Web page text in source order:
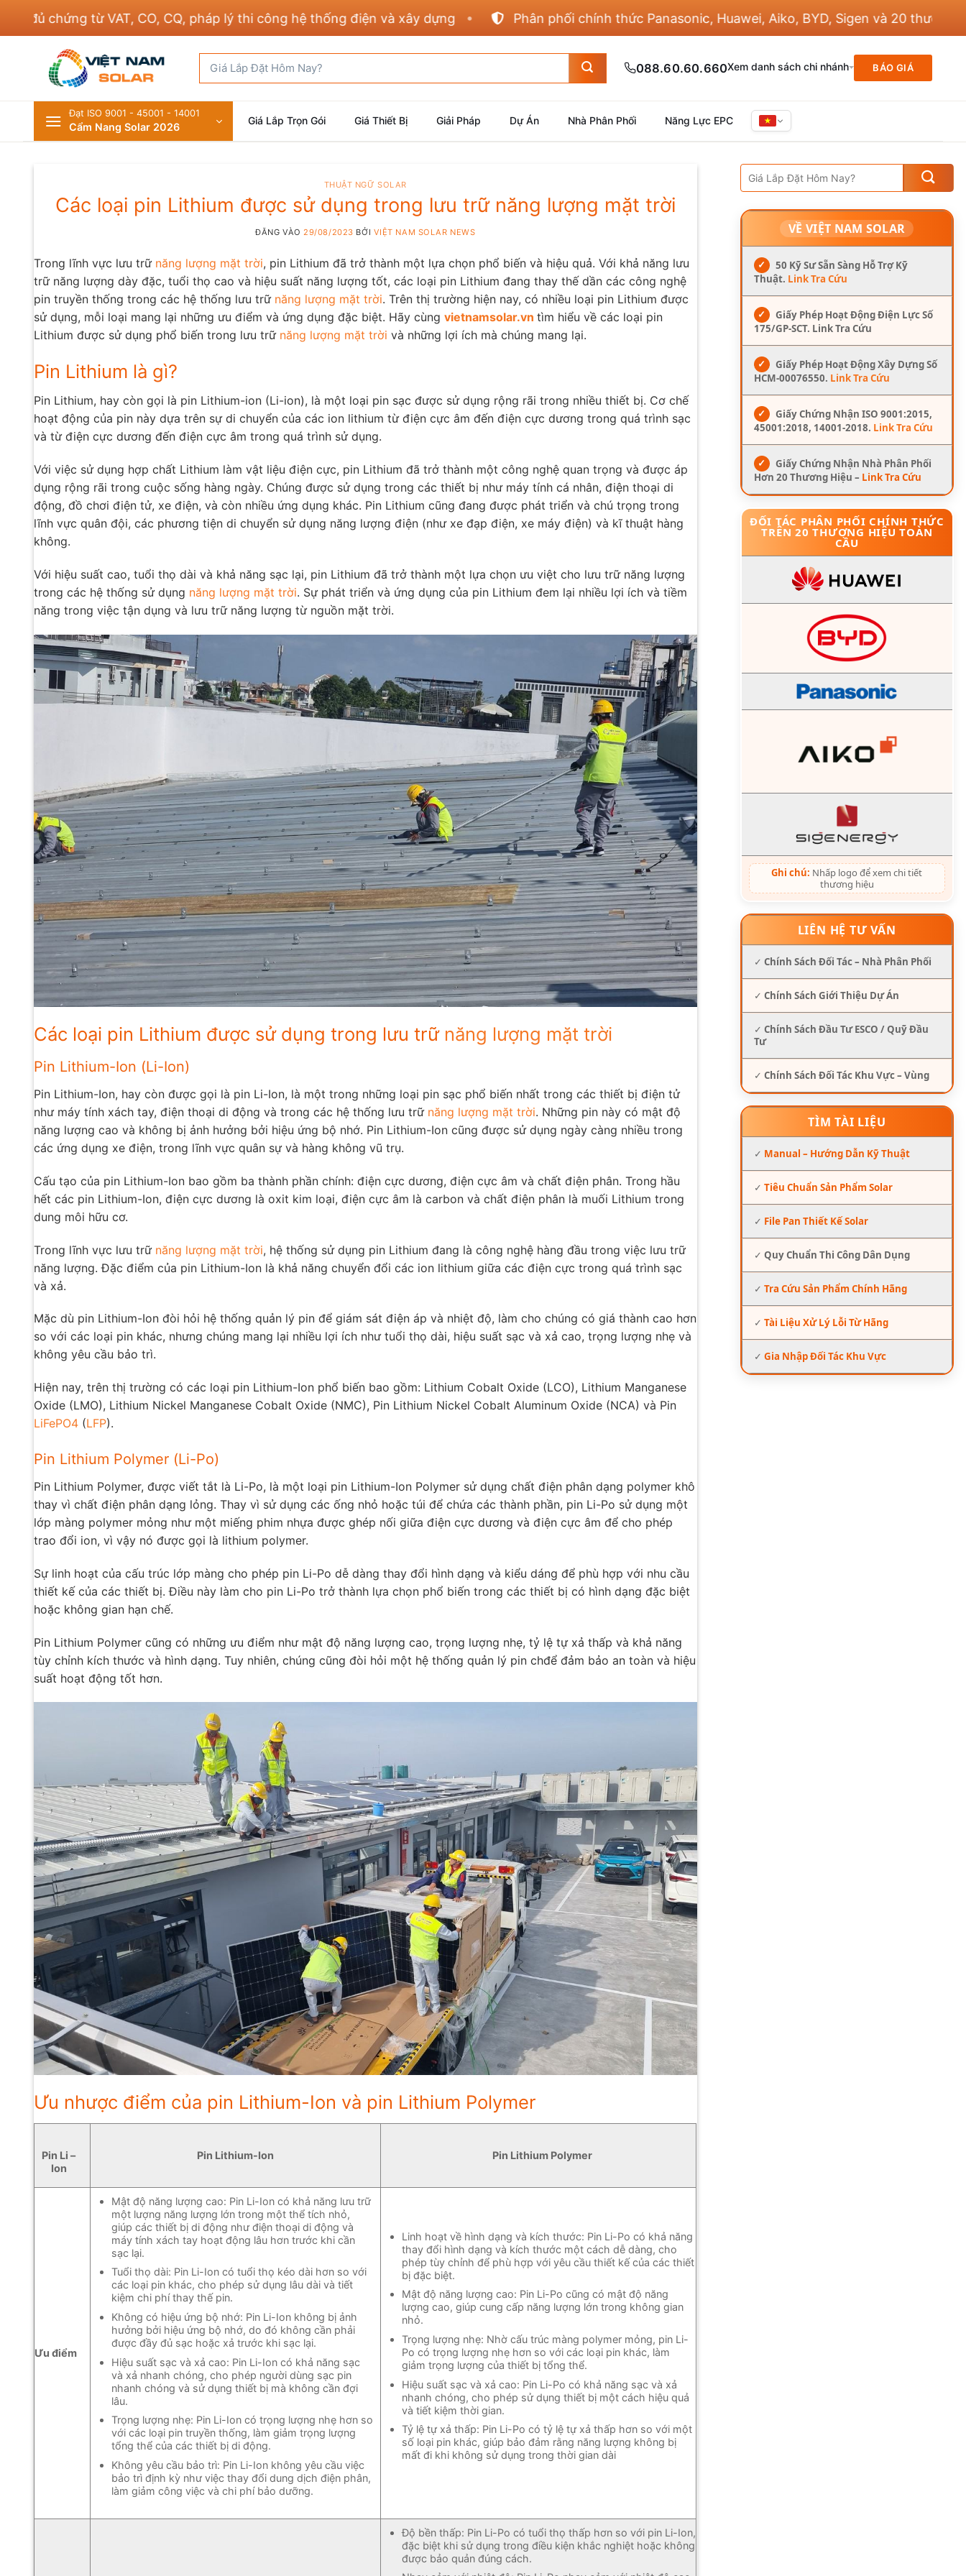
từ VAT, CO, CQ, pháp lý thi công hệ thống điện và xây dựng Phân phối chính thức Panasonic, Huawei, Aiko, BYD, Sigen và 20 thương hiệu
kiếm:
088.60.60.660Xem danh sách chi nhánh BÁO GIÁ
Đạt ISO 9001 - 45001 - 14001
Cẩm Nang Solar 2026 Giá Lắp Trọn Gói Giá Thiết Bị Giải Pháp Dự Án Nhà Phân Phối Năng Lực EPC
THUẬT NGỮ SOLAR
Các loại pin Lithium được sử dụng trong lưu trữ năng lượng mặt trời
ĐĂNG VÀO29/08/2023 BỞI VIỆT NAM SOLAR NEWS
Trong lĩnh vực lưu trữ năng lượng mặt trời, pin Lithium đã trở thành một lựa chọn phổ biến và hiệu quả. Với khả năng lưu
trữ năng lượng dày đặc, tuổi thọ cao và hiệu suất năng lượng tốt, các loại pin Lithium đang thay thế dần các công nghệ
pin truyền thống trong các hệ thống lưu trữ năng lượng mặt trời. Trên thị trường hiện nay, có nhiều loại pin Lithium được
sử dụng, mỗi loại mang lại những ưu điểm và ứng dụng đặc biệt. Hãy cùng vietnamsolar.vn tìm hiểu về các loại pin
Lithium được sử dụng phổ biến trong lưu trữ năng lượng mặt trời và những lợi ích mà chúng mang lại.
Pin Lithium là gì?
Pin Lithium, hay còn gọi là pin Lithium-ion (Li-ion), là một loại pin sạc được sử dụng rộng rãi trong nhiều thiết bị. Cơ chế
hoạt động của pin này dựa trên sự di chuyển của các ion lithium từ điện cực âm đến điện cực dương trong quá trình sạc
và từ điện cực dương đến điện cực âm trong quá trình sử dụng.
Với việc sử dụng hợp chất Lithium làm vật liệu điện cực, pin Lithium đã trở thành một công nghệ quan trọng và được áp
dụng rộng rãi trong cuộc sống hàng ngày. Chúng được sử dụng trong các thiết bị như máy tính cá nhân, điện thoại di
động, đồ chơi điện tử, xe điện, và còn nhiều ứng dụng khác. Pin Lithium cũng đang được phát triển và chú trọng trong
lĩnh vực quân đội, các phương tiện di chuyển sử dụng năng lượng điện (như xe đạp điện, xe máy điện) và kĩ thuật hàng
không.
Với hiệu suất cao, tuổi thọ dài và khả năng sạc lại, pin Lithium đã trở thành một lựa chọn ưu việt cho lưu trữ năng lượng
trong các hệ thống sử dụng năng lượng mặt trời. Sự phát triển và ứng dụng của pin Lithium đem lại nhiều lợi ích và tiềm
năng trong việc tận dụng và lưu trữ năng lượng từ nguồn mặt trời.
Các loại pin Lithium được sử dụng trong lưu trữ năng lượng mặt trời
Pin Lithium-Ion (Li-Ion)
Pin Lithium-Ion, hay còn được gọi là pin Li-Ion, là một trong những loại pin sạc phổ biến nhất trong các thiết bị điện tử
như máy tính xách tay, điện thoại di động và trong các hệ thống lưu trữ năng lượng mặt trời. Những pin này có mật độ
năng lượng cao và không bị ảnh hưởng bởi hiệu ứng bộ nhớ. Pin Lithium-Ion cũng được sử dụng ngày càng nhiều trong
các ứng dụng xe điện, trong lĩnh vực quân sự và hàng không vũ trụ.
Cấu tạo của pin Lithium-Ion bao gồm ba thành phần chính: điện cực dương, điện cực âm và chất điện phân. Trong hầu
hết các pin Lithium-Ion, điện cực dương là oxit kim loại, điện cực âm là carbon và chất điện phân là muối Lithium trong
dung môi hữu cơ.
Trong lĩnh vực lưu trữ năng lượng mặt trời, hệ thống sử dụng pin Lithium đang là công nghệ hàng đầu trong việc lưu trữ
năng lượng. Đặc điểm của pin Lithium-Ion là khả năng chuyển đổi các ion lithium giữa các điện cực trong quá trình sạc
và xả.
Mặc dù pin Lithium-Ion đòi hỏi hệ thống quản lý pin để giám sát điện áp và nhiệt độ, làm cho chúng có giá thành cao hơn
so với các loại pin khác, nhưng chúng mang lại nhiều lợi ích như tuổi thọ dài, hiệu suất sạc và xả cao, trọng lượng nhẹ và
không yêu cầu bảo trì.
Hiện nay, trên thị trường có các loại pin Lithium-Ion phổ biến bao gồm: Lithium Cobalt Oxide (LCO), Lithium Manganese
Oxide (LMO), Lithium Nickel Manganese Cobalt Oxide (NMC), Pin Lithium Nickel Cobalt Aluminum Oxide (NCA) và Pin
LiFePO4 (LFP).
Pin Lithium Polymer (Li-Po)
Pin Lithium Polymer, được viết tắt là Li-Po, là một loại pin Lithium-Ion Polymer sử dụng chất điện phân dạng polymer khô
thay vì chất điện phân dạng lỏng. Thay vì sử dụng các ống nhỏ hoặc túi để chứa các thành phần, pin Li-Po sử dụng một
lớp màng polymer mỏng như một miếng phim nhựa được ghép nối giữa điện cực dương và điện cực âm để cho phép
trao đổi ion, vì vậy nó được gọi là lithium polymer.
Sự linh hoạt của cấu trúc lớp màng cho phép pin Li-Po dễ dàng thay đổi hình dạng và kiểu dáng để phù hợp với nhu cầu
thiết kế của các thiết bị. Điều này làm cho pin Li-Po trở thành lựa chọn phổ biến trong các thiết bị có hình dạng đặc biệt
hoặc không gian hạn chế.
Pin Lithium Polymer cũng có những ưu điểm như mật độ năng lượng cao, trọng lượng nhẹ, tỷ lệ tự xả thấp và khả năng
tùy chỉnh kích thước và hình dạng. Tuy nhiên, chúng cũng đòi hỏi một hệ thống quản lý pin chđể đảm bảo an toàn và hiệu
suất hoạt động tốt hơn.
Ưu nhược điểm của pin Lithium-Ion và pin Lithium Polymer
Pin Li –
Ion
Pin Lithium-Ion Pin Lithium Polymer
Ưu điểm
Mật độ năng lượng cao: Pin Li-Ion có khả năng lưu trữ
một lượng năng lượng lớn trong một thể tích nhỏ,
giúp các thiết bị di động như điện thoại di động và
máy tính xách tay hoạt động lâu hơn trước khi cần
sạc lại.
Tuổi thọ dài: Pin Li-Ion có tuổi thọ kéo dài hơn so với
các loại pin khác, cho phép sử dụng lâu dài và tiết
kiệm chi phí thay thế pin.
Không có hiệu ứng bộ nhớ: Pin Li-Ion không bị ảnh
hưởng bởi hiệu ứng bộ nhớ, do đó không cần phải
được đầy đủ sạc hoặc xả trước khi sạc lại.
Hiệu suất sạc và xả cao: Pin Li-Ion có khả năng sạc
và xả nhanh chóng, cho phép người dùng sạc pin
nhanh chóng và sử dụng thiết bị mà không cần đợi
lâu.
Trọng lượng nhẹ: Pin Li-Ion có trọng lượng nhẹ hơn so
với các loại pin truyền thống, làm giảm trọng lượng
tổng thể của các thiết bị di động.
Không yêu cầu bảo trì: Pin Li-Ion không yêu cầu việc
bảo trì định kỳ như việc thay đổi dung dịch điện phân,
làm giảm công việc và chi phí bảo dưỡng.
Linh hoạt về hình dạng và kích thước: Pin Li-Po có khả năng
thay đổi hình dạng và kích thước một cách dễ dàng, cho
phép tùy chỉnh để phù hợp với yêu cầu thiết kế của các thiết
bị đặc biệt.
Mật độ năng lượng cao: Pin Li-Po cũng có mật độ năng
lượng cao, giúp cung cấp năng lượng lớn trong không gian
nhỏ.
Trọng lượng nhẹ: Nhờ cấu trúc màng polymer mỏng, pin Li-
Po có trọng lượng nhẹ hơn so với các loại pin khác, làm
giảm trọng lượng của thiết bị tổng thể.
Hiệu suất sạc và xả cao: Pin Li-Po có khả năng sạc và xả
nhanh chóng, cho phép sử dụng thiết bị một cách hiệu quả
và tiết kiệm thời gian.
Tỷ lệ tự xả thấp: Pin Li-Po có tỷ lệ tự xả thấp hơn so với một
số loại pin khác, giúp bảo đảm rằng năng lượng không bị
mất đi khi không sử dụng trong thời gian dài
Độ bền thấp: Pin Li-Po có tuổi thọ thấp hơn so với pin Li-Ion,
đặc biệt khi sử dụng trong điều kiện khắc nghiệt hoặc không
được bảo quản đúng cách.
VỀ VIỆT NAM SOLAR
✓
50 Kỹ Sư Sẵn Sàng Hỗ Trợ Kỹ
Thuật. Link Tra Cứu
✓
Giấy Phép Hoạt Động Điện Lực Số
175/GP-SCT. Link Tra Cứu
✓
Giấy Phép Hoạt Động Xây Dựng Số
HCM-00076550. Link Tra Cứu
✓
Giấy Chứng Nhận ISO 9001:2015,
45001:2018, 14001-2018. Link Tra Cứu
✓
Giấy Chứng Nhận Nhà Phân Phối
Hơn 20 Thương Hiệu – Link Tra Cứu
ĐỐI TÁC PHÂN PHỐI CHÍNH THỨC
TRÊN 20 THƯƠNG HIỆU TOÀN
CẦU
Ghi chú: Nhấp logo để xem chi tiết
thương hiệu
LIÊN HỆ TƯ VẤN
✓ Chính Sách Đối Tác – Nhà Phân Phối
✓ Chính Sách Giới Thiệu Dự Án
✓ Chính Sách Đầu Tư ESCO / Quỹ Đầu
Tư
✓ Chính Sách Đối Tác Khu Vực – Vùng
TÌM TÀI LIỆU
✓ Manual – Hướng Dẫn Kỹ Thuật
✓ Tiêu Chuẩn Sản Phẩm Solar
✓ File Pan Thiết Kế Solar
✓ Quy Chuẩn Thi Công Dân Dụng
✓ Tra Cứu Sản Phẩm Chính Hãng
✓ Tài Liệu Xử Lý Lỗi Từ Hãng
✓ Gia Nhập Đối Tác Khu Vực